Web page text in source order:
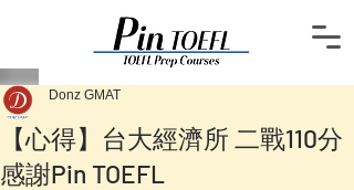
【心得】台大經濟所 二戰110分
感謝Pin TOEFL
Donz GMAT